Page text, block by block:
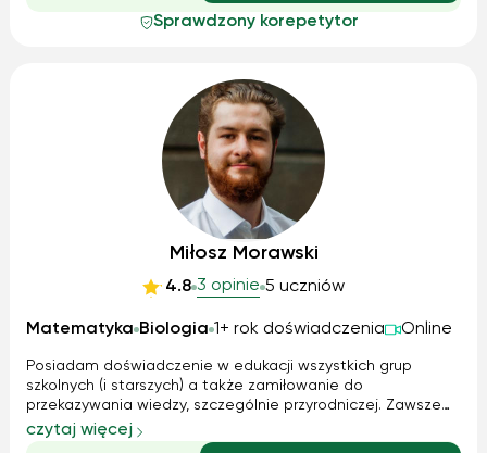
Sprawdzony korepetytor
Miłosz Morawski
4.8 3 opinie 5 uczniów
Matematyka Biologia 1+ rok doświadczenia Online
Posiadam doświadczenie w edukacji wszystkich grup
szkolnych (i starszych) a także zamiłowanie do
przekazywania wiedzy, szczególnie przyrodniczej. Zawsze
staram się, by uczniowie nie tylko zapamiętali materiał, ale
również zrozumieli omawiane zagadnienia (np. budowa
czytaj więcej